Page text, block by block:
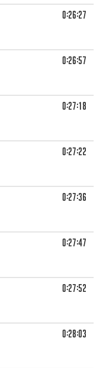
0:26:27
0:26:57
0:27:18
0:27:22
0:27:36
0:27:47
0:27:52
0:28:03